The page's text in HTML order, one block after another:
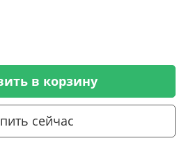
в корзину
сейчас